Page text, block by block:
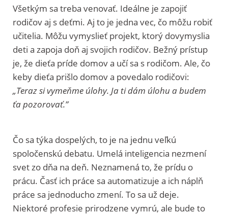
Všetkým sa treba venovať. Ideálne je zapojiť
rodičov aj s deťmi. Aj to je jedna vec, čo môžu robiť
učitelia. Môžu vymyslieť projekt, ktorý dovymyslia
deti a zapoja doň aj svojich rodičov. Bežný prístup
je, že dieťa príde domov a učí sa s rodičom. Ale, čo
keby dieťa prišlo domov a povedalo rodičovi:
„Teraz si vymeňme úlohy. Ja ti dám úlohu a budem
ťa pozorovať.”
Čo sa týka dospelých, to je na jednu veľkú
spoločenskú debatu. Umelá inteligencia nezmení
svet zo dňa na deň. Neznamená to, že prídu o
prácu. Časť ich práce sa automatizuje a ich náplň
práce sa jednoducho zmení. To sa už deje.
Niektoré profesie prirodzene vymrú, ale bude to